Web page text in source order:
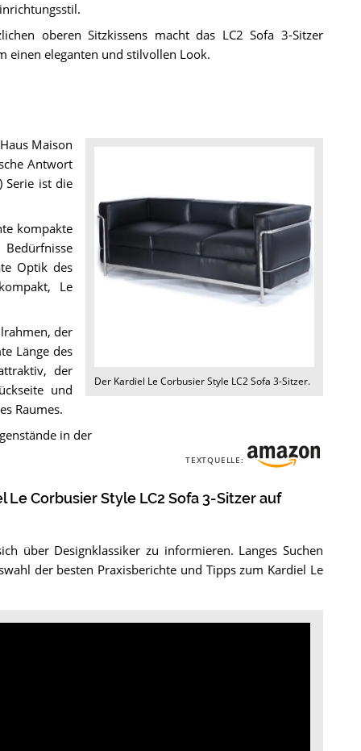
oberen Sitzkissens macht das LC2 Sofa 3-Sitzer
einen eleganten und stilvollen Look.
Der Kardiel Le Corbusier Style LC2 Sofa 3-Sitzer.
Maison
Antwort
Serie ist die
kompakte
Optik des
Le
der
Länge des
der
und
Raumes.
in der
TEXTQUELLE:
Corbusier Style LC2 Sofa 3-Sitzer auf
über Designklassiker zu informieren. Langes Suchen
der besten Praxisberichte und Tipps zum Kardiel Le